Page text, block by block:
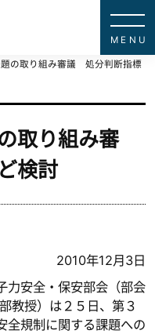
の取り組み審議 処分判断指標
取り組み審
検討
2010年12月3日
力安全・保安部会（部会
教授）は２５日、第３
全規制に関する課題への